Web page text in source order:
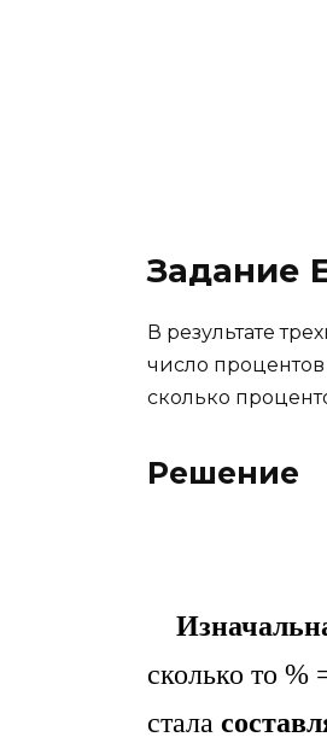
Задание
В результате
число
сколько
Решение
сколько то %
стала